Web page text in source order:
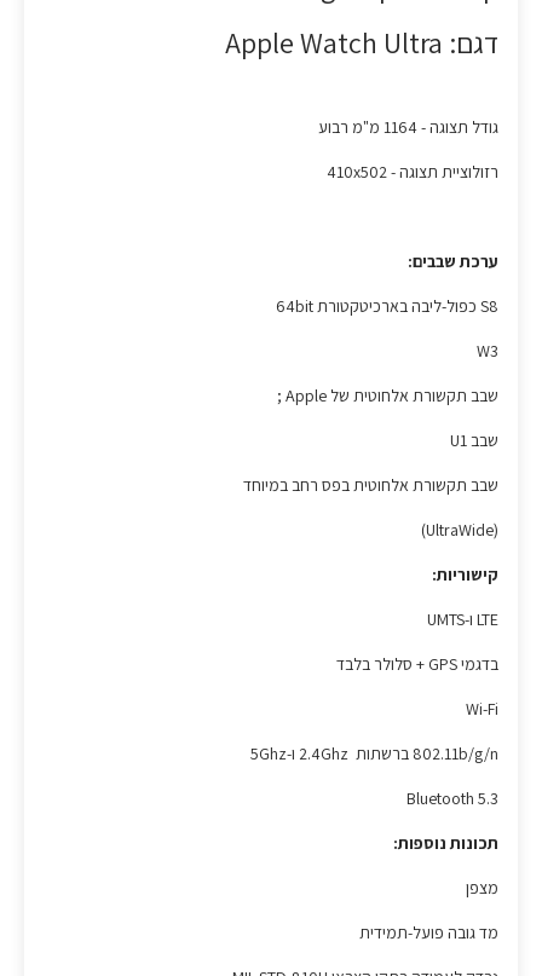
דגם: Apple Watch Ultra
גודל תצוגה - 1164 מ"מ רבוע
רזולוציית תצוגה - 410x502
ערכת שבבים:
S8 כפול-ליבה בארכיטקטורת 64bit
W3
שבב תקשורת אלחוטית של Apple ;
שבב U1
שבב תקשורת אלחוטית בפס רחב במיוחד
(UltraWide)
קישוריות:
LTE ו-UMTS
בדגמי GPS + סלולר בלבד
Wi-Fi
802.11b/g/n ברשתות 2.4Ghz ו-5Ghz
Bluetooth 5.3
תכונות נוספות:
מצפן
מד גובה פועל-תמידית